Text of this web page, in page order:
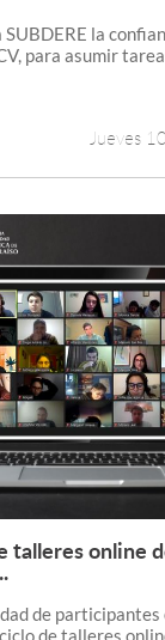
SUBDERE la
para asumir
Jueves
talleres online
de participantes
de talleres